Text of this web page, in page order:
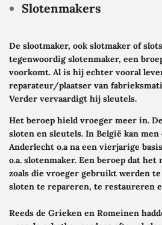
Slotenmakers
De slootmaker, ook slotmaker of
tegenwoordig slotenmaker, een
voorkomt. Al is hij echter vooral
reparateur/plaatser van
Verder vervaardigt hij sleutels.
Het beroep hield vroeger meer in.
sloten en sleutels. In België kan men
Anderlecht o.a na een vierjarige
o.a. slotenmaker. Een beroep dat
zoals die vroeger gebruikt werden
sloten te repareren, te restaureren
Reeds de Grieken en Romeinen